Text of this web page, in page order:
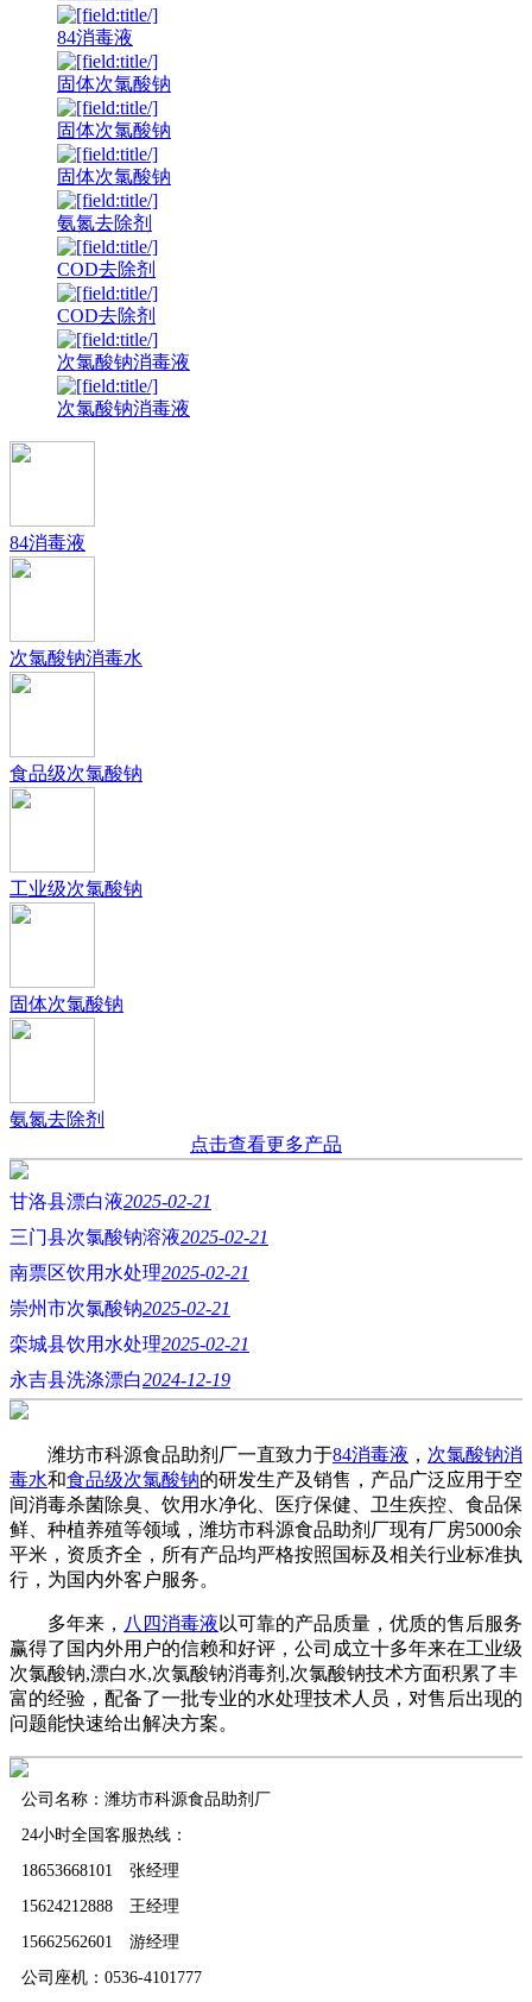
84消毒液
固体次氯酸钠
固体次氯酸钠
固体次氯酸钠
氨氮去除剂
COD去除剂
COD去除剂
次氯酸钠消毒液
次氯酸钠消毒液
84消毒液
次氯酸钠消毒水
食品级次氯酸钠
工业级次氯酸钠
固体次氯酸钠
氨氮去除剂
点击查看更多产品
甘洛县漂白液2025-02-21
三门县次氯酸钠溶液2025-02-21
南票区饮用水处理2025-02-21
崇州市次氯酸钠2025-02-21
栾城县饮用水处理2025-02-21
永吉县洗涤漂白2024-12-19
潍坊市科源食品助剂厂一直致力于84消毒液 ， 次氯酸钠消
毒水和食品级次氯酸钠的研发生产及销售，产品广泛应用于空
间消毒杀菌除臭、饮用水净化、医疗保健、卫生疾控、食品保
鲜、种植养殖等领域，潍坊市科源食品助剂厂现有厂房5000余
平米，资质齐全，所有产品均严格按照国标及相关行业标准执
行，为国内外客户服务。
多年来， 八四消毒液 以可靠的产品质量，优质的售后服务
赢得了国内外用户的信赖和好评，公司成立十多年来在工业级
次氯酸钠,漂白水,次氯酸钠消毒剂,次氯酸钠技术方面积累了丰
富的经验，配备了一批专业的水处理技术人员，对售后出现的
问题能快速给出解决方案。
公司名称：潍坊市科源食品助剂厂
24小时全国客服热线：
18653668101 张经理
15624212888 王经理
15662562601 游经理
公司座机：0536-4101777